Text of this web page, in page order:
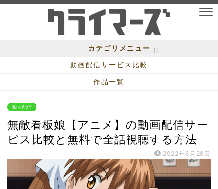
カテゴリメニュー
動画配信サービス比較
作品一覧
動画配信
無敵看板娘【アニメ】の動画配信サー
ビス比較と無料で全話視聴する方法
2022年6月28日